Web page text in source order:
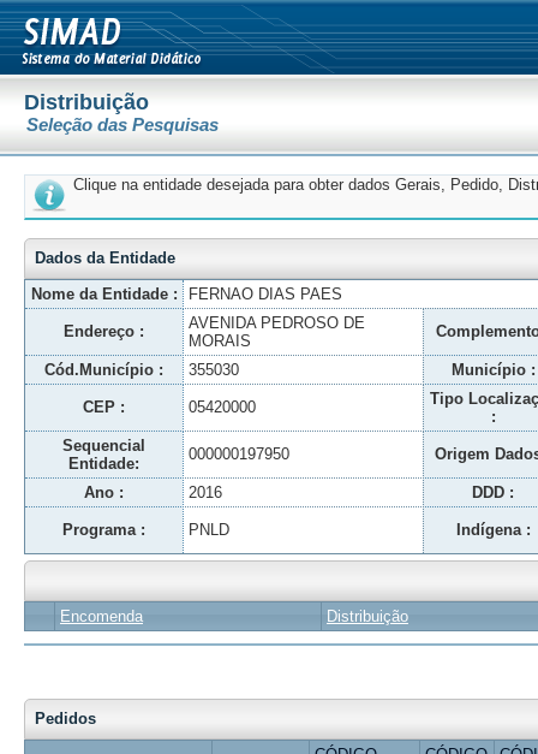
Distribuição
Seleção das Pesquisas
Clique na entidade desejada para obter dados Gerais, Pedido,
Dados da Entidade
Nome da Entidade :
FERNAO DIAS PAES
Endereço :
AVENIDA PEDROSO DE
MORAIS
Cód.Município : 355030 Município :
CEP : 05420000
Tipo
:
Sequencial
Entidade:
000000197950 Origem
Ano : 2016 DDD :
Programa : PNLD Indígena :
Encomenda Distribuição
Pedidos